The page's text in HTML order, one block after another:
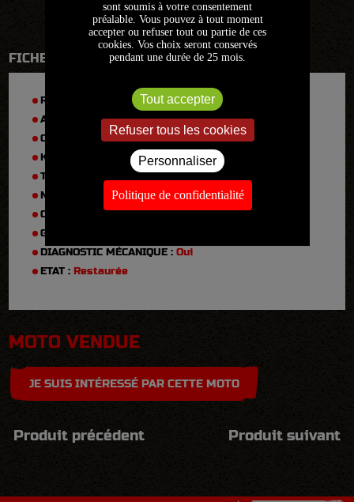
FICHE TECHNIQUE
RÉFÉRENCE :
2017CDVE054
ANNÉE :
1981
CYLINDRÉE :
900 cm
KM :
TYPE :
N° DE SÉRIE : 090491
CARTE GRISE :Française
GARANTIE :
DIAGNOSTIC MÉCANIQUE :Oui
ETAT :Restaurée
MOTO VENDUE
JE SUIS INTÉRESSÉ PAR CETTE MOTO
Produit précédent Produit suivant
sont soumis à votre consentement
préalable. Vous pouvez à tout moment
accepter ou refuser tout ou partie de ces
cookies. Vos choix seront conservés
pendant une durée de 25 mois.
Tout accepter
Refuser tous les cookies
Personnaliser
Politique de confidentialité